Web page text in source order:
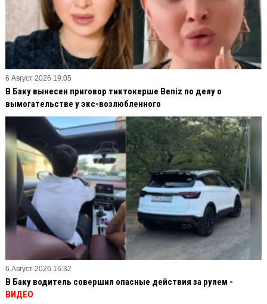
6 Август 2026 19:05
В Баку вынесен приговор тиктокерше Beniz по делу о
вымогательстве у экс-возлюбленного
6 Август 2026 16:32
В Баку водитель совершил опасные действия за рулем -
ВИДЕО